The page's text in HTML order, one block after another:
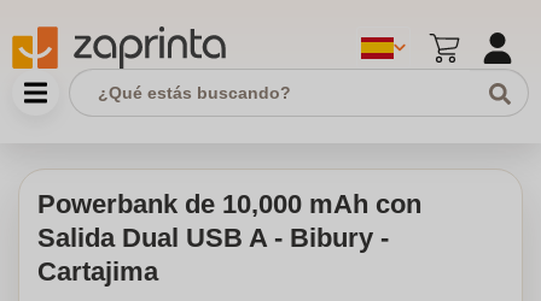
Powerbank de 10,000 mAh con
Salida Dual USB A - Bibury -
Cartajima